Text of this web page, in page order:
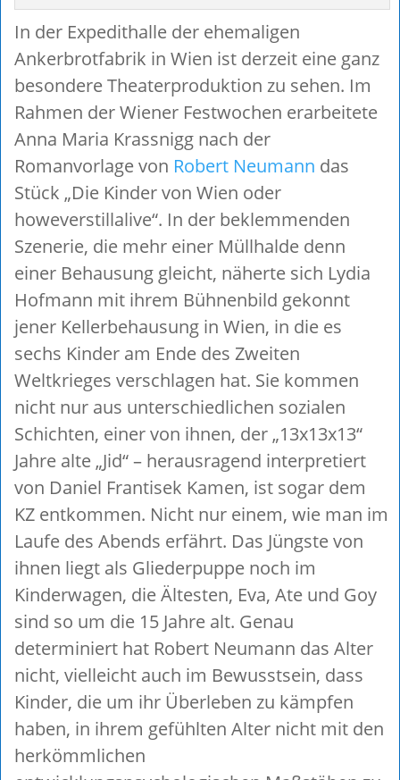
In der Expedithalle der ehemaligen
Ankerbrotfabrik in Wien ist derzeit eine ganz
besondere Theaterproduktion zu sehen. Im
Rahmen der Wiener Festwochen erarbeitete
Anna Maria Krassnigg nach der
Romanvorlage von Robert Neumann das
Stück „Die Kinder von Wien oder
howeverstillalive“. In der beklemmenden
Szenerie, die mehr einer Müllhalde denn
einer Behausung gleicht, näherte sich Lydia
Hofmann mit ihrem Bühnenbild gekonnt
jener Kellerbehausung in Wien, in die es
sechs Kinder am Ende des Zweiten
Weltkrieges verschlagen hat. Sie kommen
nicht nur aus unterschiedlichen sozialen
Schichten, einer von ihnen, der „13x13x13“
Jahre alte „Jid“ – herausragend interpretiert
von Daniel Frantisek Kamen, ist sogar dem
KZ entkommen. Nicht nur einem, wie man im
Laufe des Abends erfährt. Das Jüngste von
ihnen liegt als Gliederpuppe noch im
Kinderwagen, die Ältesten, Eva, Ate und Goy
sind so um die 15 Jahre alt. Genau
determiniert hat Robert Neumann das Alter
nicht, vielleicht auch im Bewusstsein, dass
Kinder, die um ihr Überleben zu kämpfen
haben, in ihrem gefühlten Alter nicht mit den
herkömmlichen